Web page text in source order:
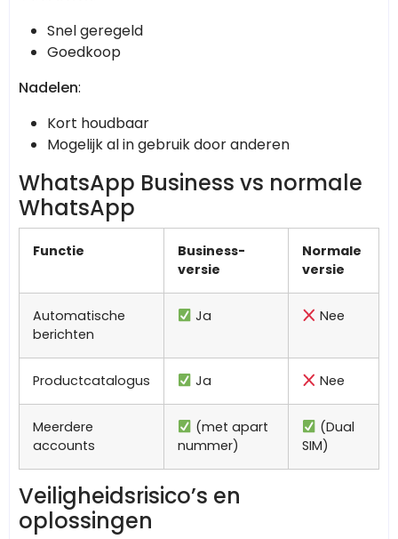
Snel geregeld
Goedkoop
Nadelen:
Kort houdbaar
Mogelijk al in gebruik door anderen
WhatsApp Business vs normale
WhatsApp
Functie
Business-
versie
Normale
versie
Automatische
berichten
Ja Nee
Productcatalogus Ja Nee
Meerdere
accounts
(met apart
nummer)
(Dual
SIM)
Veiligheidsrisico’s en
oplossingen